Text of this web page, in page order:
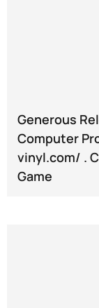
Generous
Computer
vinyl.com/ .
Game